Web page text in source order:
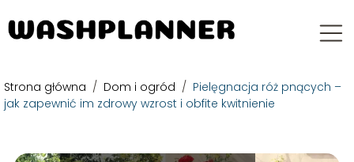
Strona główna / Dom i ogród / Pielęgnacja róż pnących –
jak zapewnić im zdrowy wzrost i obfite kwitnienie